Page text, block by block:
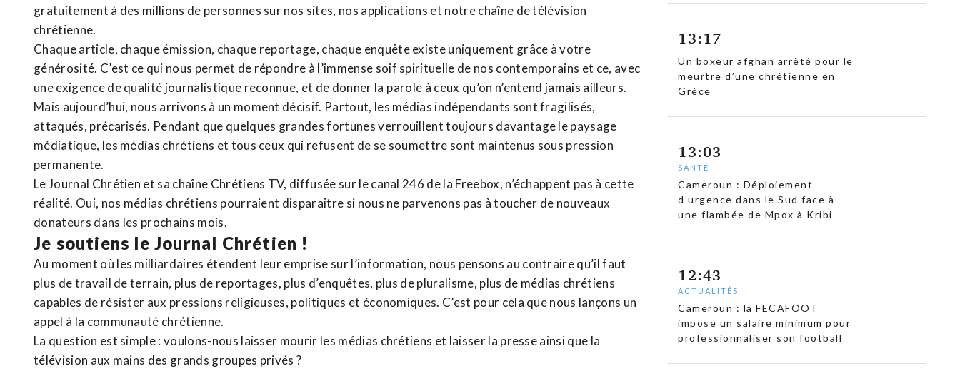
gratuitement à des millions de personnes sur nos sites, nos applications et notrechaîne de télévision
chrétienne.
Chaque article, chaque émission, chaque reportage, chaque enquête existe uniquement grâce à votre
générosité. C’est ce qui nous permet de répondre à l’immense soif spirituelle de nos contemporains et ce, avec
une exigence de qualité journalistique reconnue, et de donner la parole à ceux qu’on n’entend jamais ailleurs.
Mais aujourd’hui, nous arrivons à un moment décisif. Partout, les médias indépendants sont fragilisés,
attaqués, précarisés. Pendant que quelques grandes fortunes verrouillent toujours davantage le paysage
médiatique, les médias chrétiens et tous ceux qui refusent de se soumettre sont maintenus sous pression
permanente.
Le Journal Chrétien et sa chaîne Chrétiens TV, diffusée sur le canal 246 de la Freebox, n’échappent pas à cette
réalité. Oui, nos médias chrétiens pourraient disparaître si nous ne parvenons pas à toucher de nouveaux
donateurs dans les prochains mois.
Je soutiens le Journal Chrétien !
Au moment où les milliardaires étendent leur emprise sur l’information, nous pensons au contraire qu’il faut
plus de travail de terrain, plus de reportages, plus d’enquêtes, plus de pluralisme, plus de médias chrétiens
capables de résister aux pressions religieuses, politiques et économiques. C’est pour cela que nous lançons un
appel à la communauté chrétienne.
La question est simple : voulons-nous laisser mourir les médias chrétiens et laisser la presse ainsi que la
télévision aux mains des grands groupes privés ?
13:17
Un boxeur afghan arrêté pour le
meurtre d’une chrétienne en
Grèce
13:03
SANTÉ
Cameroun : Déploiement
d’urgence dans le Sud face à
une flambée de Mpox à Kribi
12:43
ACTUALITÉS
Cameroun : la FECAFOOT
impose un salaire minimum pour
professionnaliser son football